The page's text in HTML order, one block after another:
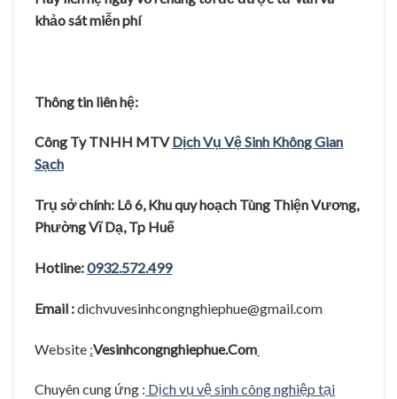
khảo sát miễn phí
Thông tin liên hệ:
Công Ty TNHH MTVDịch Vụ VệSinh Không Gian
Sạch
Trụ sởchính: Lô6, Khu quy hoạch Tùng Thiện Vương,
Phường Vĩ Dạ, Tp Huê
Hotline:0932.572.499
Email :dichvuvesinhcongnghiephue@gmail.com
Website :Vesinhcongnghiephue.Com
Chuyên cung ứng : Dịch vụ vệ sinh công nghiệp tại